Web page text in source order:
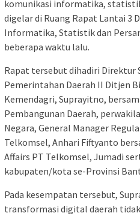
komunikasi informatika,
digelar di Ruang Rapat Lantai 3
Informatika, Statistik dan
beberapa waktu lalu.
Rapat tersebut dihadiri Direktur
Pemerintahan Daerah II Ditjen
Kemendagri, Suprayitno,
Pembangunan Daerah,
Negara, General Manager
Telkomsel, Anhari Fiftyanto
Affairs PT Telkomsel, Jumadi
kabupaten/kota se-Provinsi
Pada kesempatan tersebut,
transformasi digital daerah